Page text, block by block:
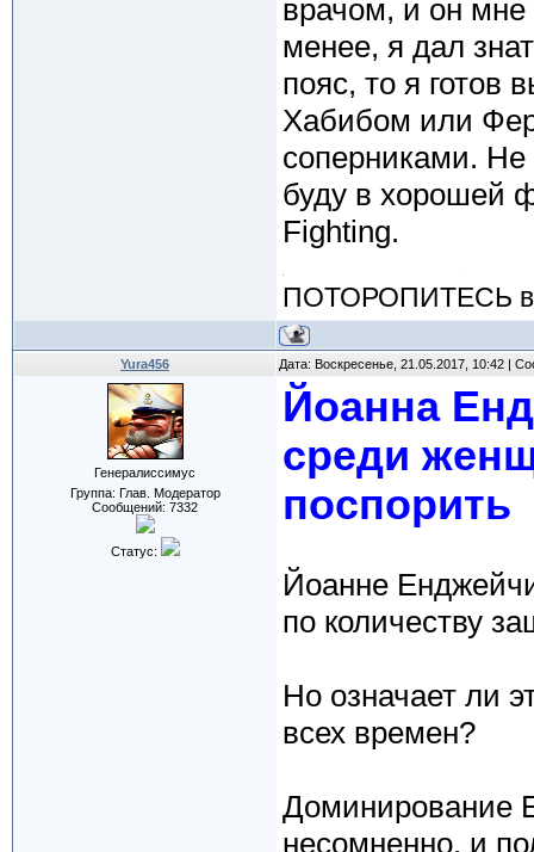
врачом, и он мне
менее, я дал
пояс, то я готов
Хабибом или
соперниками.
буду в хорошей
Fighting.
ПОТОРОПИТЕСЬ
Yura456 Дата: Воскресенье, 21.05.2017, 10:42 |
Генералиссимус
Группа: Глав. Модератор
Сообщений: 7332
Статус:
Йоанна
среди
поспорить
Йоанне
по количеству
Но означает ли
всех времен?
Доминирование
несомненно, и